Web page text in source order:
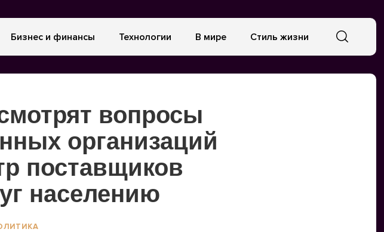
Бизнес и финансы Технологии В мире Стиль жизни
вопросы
организаций
поставщиков
населению